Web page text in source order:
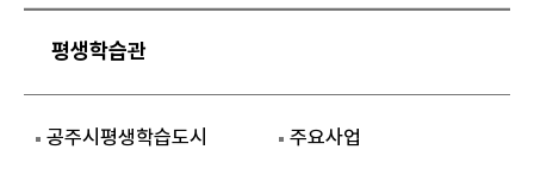
평생학습관
공주시평생학습도시 주요사업